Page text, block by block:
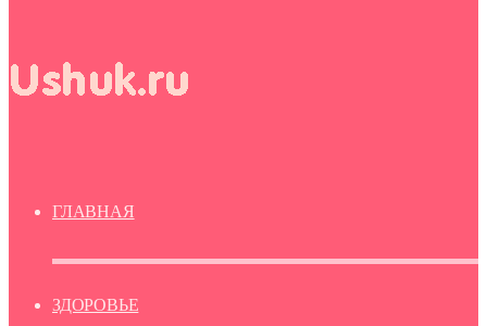
ГЛАВНАЯ
ЗДОРОВЬЕ